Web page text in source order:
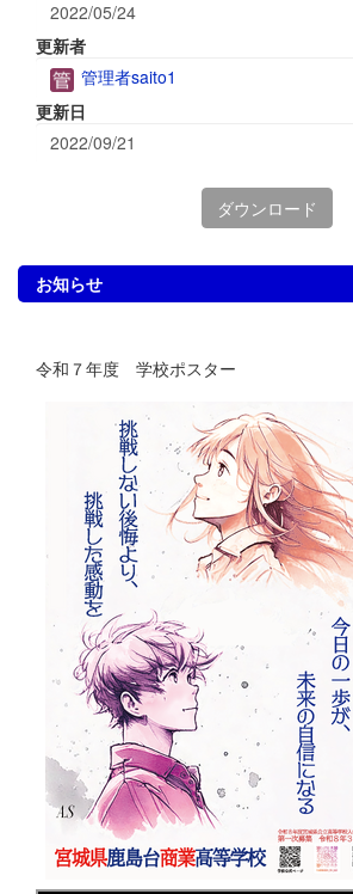
2022/05/24
更新者
管理者saito1
更新日
2022/09/21
ダウンロード
お知らせ
令和７年度 学校ポスター